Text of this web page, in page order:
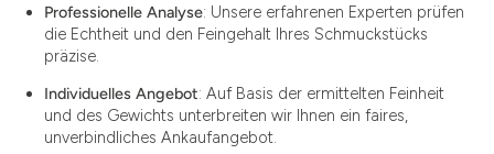
Professionelle Analyse: Unsere erfahrenen Experten prüfen
die Echtheit und den Feingehalt Ihres Schmuckstücks
präzise.
Individuelles Angebot: Auf Basis der ermittelten Feinheit
und des Gewichts unterbreiten wir Ihnen ein faires,
unverbindliches Ankaufangebot.